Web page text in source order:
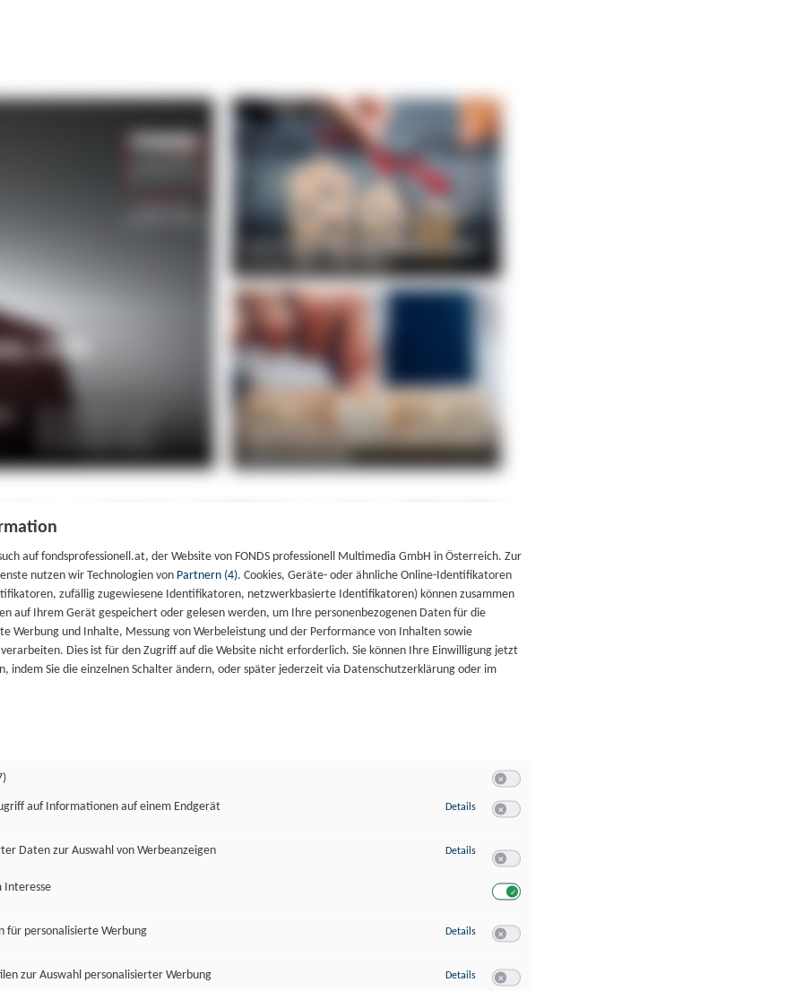
auf fondsprofessionell.at, der Website von FONDS professionell Multimedia GmbH in Österreich. Zur
nutzen wir Technologien von Partnern (4). Cookies, Geräte- oder ähnliche Online-Identifikatoren
zufällig zugewiesene Identifikatoren, netzwerkbasierte Identifikatoren) können zusammen
auf Ihrem Gerät gespeichert oder gelesen werden, um Ihre personenbezogenen Daten für die
Werbung und Inhalte, Messung von Werbeleistung und der Performance von Inhalten sowie
Dies ist für den Zugriff auf die Website nicht erforderlich. Sie können Ihre Einwilligung jetzt
indem Sie die einzelnen Schalter ändern, oder später jederzeit via Datenschutzerklärung oder im
auf Informationen auf einem Endgerät
Details zu Speichern von oder Zugriff auf Informationen auf einem Endgerät
Daten zur Auswahl von Werbeanzeigen
Interesse
Details zu Verwendung reduzierter Daten zur Auswahl von Werbeanzeigen
für personalisierte Werbung
Details zu Erstellung von Profilen für personalisierte Werbung
zur Auswahl personalisierter Werbung
Details zu Verwendung von Profilen zur Auswahl personalisierter Werbung